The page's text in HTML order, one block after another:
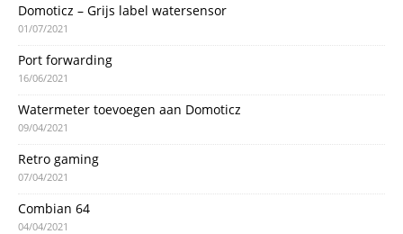
Domoticz – Grijs label watersensor
01/07/2021
Port forwarding
16/06/2021
Watermeter toevoegen aan Domoticz
09/04/2021
Retro gaming
07/04/2021
Combian 64
04/04/2021